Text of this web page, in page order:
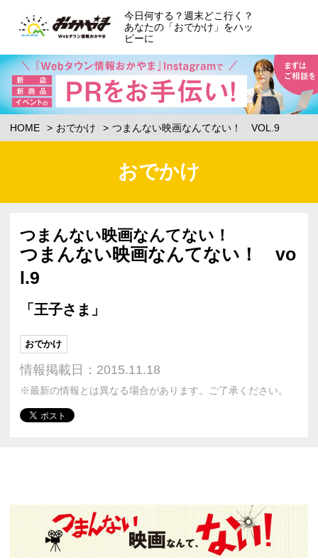
今日何する？週末どこ行く？
あなたの「おでかけ」をハッ
ピーに
HOME おでかけ つまんない映画なんてない！ VOL.9
おでかけ
つまんない映画なんてない！
つまんない映画なんてない！ vo
l.9
「王子さま」
おでかけ
情報掲載日：2015.11.18
※最新の情報とは異なる場合があります。ご了承ください。